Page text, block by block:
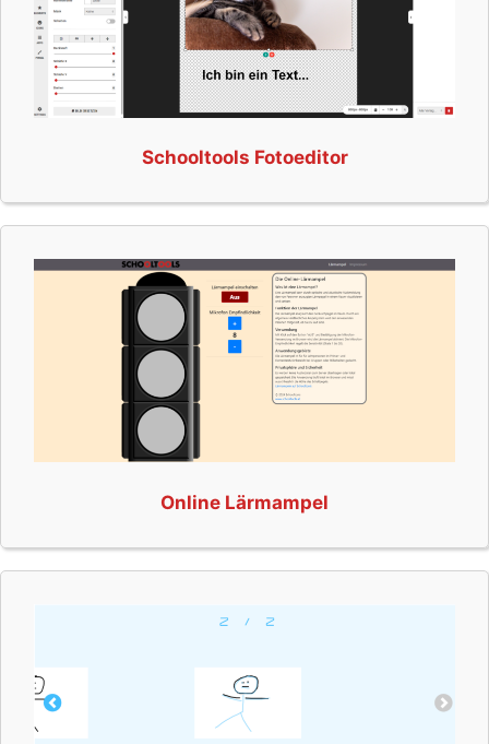
Schooltools Fotoeditor
Online Lärmampel